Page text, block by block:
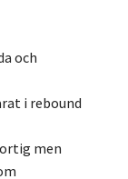
och
i rebound
men